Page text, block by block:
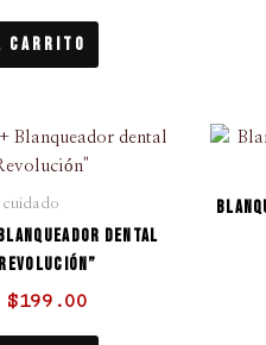
Carrito
cuidado
dental
El
precio
original
$229.00.
$199.00
El
precio
$199.00.